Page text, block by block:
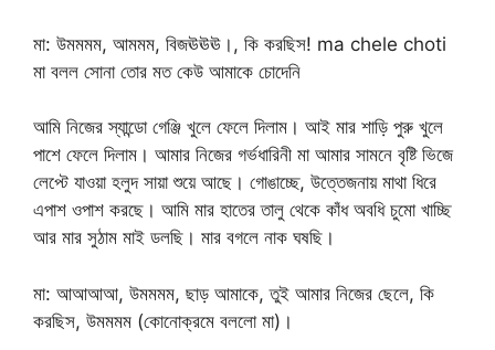
মা: উমমমম, আমমম, বিজঊঊঊ।, কি করছিস! ma chele choti
মা বলল সোনা তোর মত কেউ আমাকে চোদেনি
আমি নিজের স্যান্ডো গেঞ্জি খুলে ফেলে দিলাম। আই মার শাড়ি পুরু খুলে
পাশে ফেলে দিলাম। আমার নিজের গর্ভধারিনী মা আমার সামনে বৃষ্টি ভিজে
লেপ্টে যাওয়া হলুদ সায়া শুয়ে আছে। গোঙাচ্ছে, উত্তেজনায় মাথা ধিরে
এপাশ ওপাশ করছে। আমি মার হাতের তালু থেকে কাঁধ অবধি চুমো খাচ্ছি
আর মার সুঠাম মাই ডলছি। মার বগলে নাক ঘষছি।
মা: আআআআ, উমমমম, ছাড় আমাকে, তুই আমার নিজের ছেলে, কি
করছিস, উমমমম (কোনোক্রমে বললো মা)।